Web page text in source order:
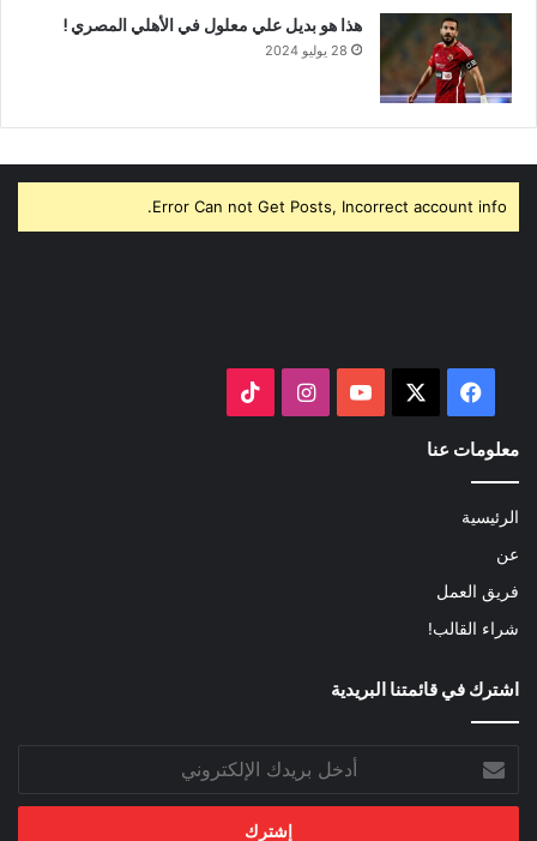
هذا هو بديل علي معلول في الأهلي المصري !
28 يوليو 2024
Error Can not Get Posts, Incorrect account info.
فيسبوك ‫YouTubeانستقرام
معلومات عنا
الرئيسية
عن
فريق العمل
شراء القالب!
اشترك في قائمتنا البريدية
بريدك
الإلكتروني